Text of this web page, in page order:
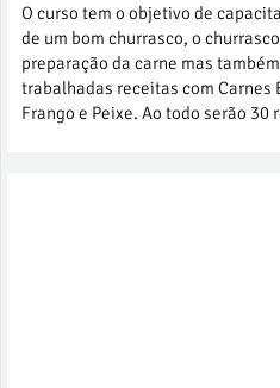
O curso tem o objetivo de
de um bom churrasco, o
preparação da carne mas
trabalhadas receitas com Carnes
Frango e Peixe. Ao todo serão 30